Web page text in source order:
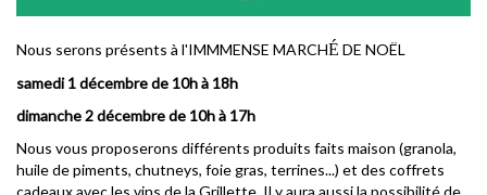
Nous serons présents à l'IMMMENSE MARCHÉ DE NOËL
samedi 1 décembre de 10h à 18h
dimanche 2 décembre de 10h à 17h
Nous vous proposerons différents produits faits maison (granola,
huile de piments, chutneys, foie gras, terrines...) et des coffrets
cadeaux avec les vins de la Grillette. Il y aura aussi la possibilité de